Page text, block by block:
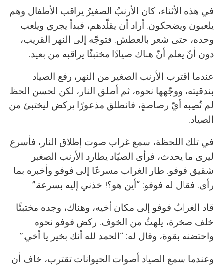
في هذه الأثناء، كان الأرنبُ الصغيرُ يراقب الأطفال وهم
يلعبون ويضحكون. أراد أن يقلّدهم، فبدأ يجري ويلعب
وحده، حتى شعر بالعطش. فتوجّه إلى النهر القريب،
دون أنّ يعلم أنّ هناك صيادًا مختبئًا يراقبه من بعيد.
عندما اقترب الأرنب الصغير من النهر، رفع الصياد
بندقيته، ووجّهها نحوه، ثم أطلق النار، لكن لحسن الحظ
لم تُصِبه أيّ رصاصةٍ، فانطلق مذعورًا يركض ليختبئ من
الصياد.
في تلك اللحظة، سمع غراب صوت إطلاق النار، فأسرع
ليرى ما يحدث، فرأى الصيّاد يطارد الأرنب الصغير
شقيق فوفو. طار الغراب مسرعًا إلى فوفو وأخبره بما
رأى. فقال له فوفو: “أين هو؟! خذني إليه بسرعة.”
قاد الغرابُ فوفو إلى مكان أخيه، وهناك، وجده مختبئًا
خلف صخرة، يلهثُ من الخوف. ركض فوفو نحوه
واحتضنه بقوة، وقال له: “الحمد لله أنك بخير يا أخي.”
وعندما سمع الصياد أصوات الحيوانات تقترب، خاف أن